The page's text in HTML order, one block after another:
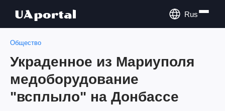
Rus
Общество
Украденное из Мариуполя
медоборудование
"всплыло" на Донбассе